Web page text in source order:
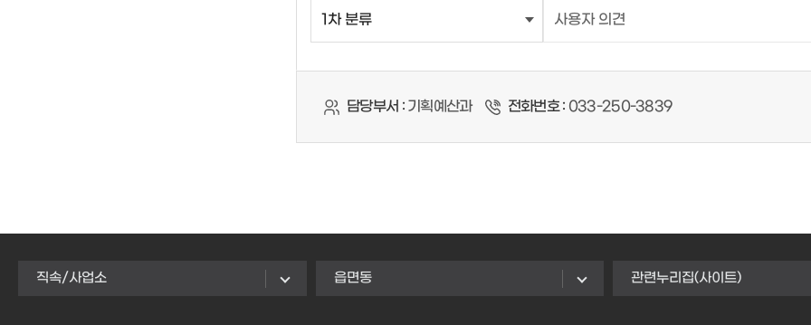
담당부서 :기획예산과 전화번호 : 033-250-3839
직속/사업소 읍면동 관련누리집(사이트)